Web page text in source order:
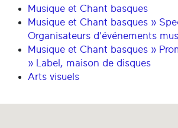
Musique et Chant basques
Musique et Chant basques »
Organisateurs d'événements
Musique et Chant basques »
» Label, maison de disques
Arts visuels